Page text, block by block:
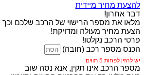
להצעת מחיר מיידית
דבר אחרון!
מלאו את מספר הרישוי של הרכב שלכם וכך
הצעת מחיר מעולה ומדויקת!
פרטי הרכב נקלטו!
הכנס מספר רכב (חובה)
יש להזין לפחות 5 תווים.
מספר הרכב אינו תקין, אנא נסה שוב